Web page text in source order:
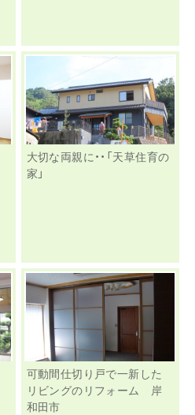
大切な両親に・・「天草住育の
家」
可動間仕切り戸で一新した
リビングのリフォーム 岸
和田市